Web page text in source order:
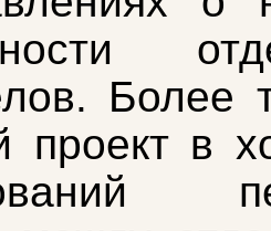
Более
проект в